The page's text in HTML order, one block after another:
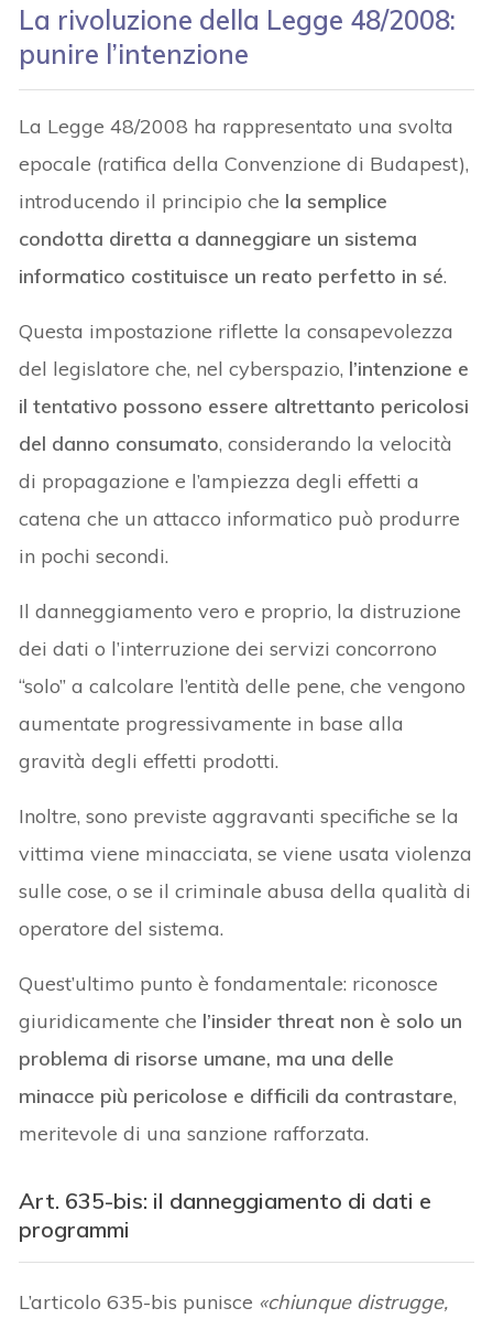
La rivoluzione della Legge 48/2008:
punire l’intenzione
La Legge 48/2008 ha rappresentato una svolta
epocale (ratifica della Convenzione di Budapest),
introducendo il principio che la semplice
condotta diretta a danneggiare un sistema
informatico costituisce un reato perfetto in sé.
Questa impostazione riflette la consapevolezza
del legislatore che, nel cyberspazio, l’intenzione e
il tentativo possono essere altrettanto pericolosi
del danno consumato, considerando la velocità
di propagazione e l’ampiezza degli effetti a
catena che un attacco informatico può produrre
in pochi secondi.
Il danneggiamento vero e proprio, la distruzione
dei dati o l’interruzione dei servizi concorrono
“solo” a calcolare l’entità delle pene, che vengono
aumentate progressivamente in base alla
gravità degli effetti prodotti.
Inoltre, sono previste aggravanti specifiche se la
vittima viene minacciata, se viene usata violenza
sulle cose, o se il criminale abusa della qualità di
operatore del sistema.
Quest’ultimo punto è fondamentale: riconosce
giuridicamente che l’insider threat non è solo un
problema di risorse umane, ma una delle
minacce più pericolose e difficili da contrastare,
meritevole di una sanzione rafforzata.
Art. 635-bis: il danneggiamento di dati e
programmi
L’articolo 635-bis punisce «chiunque distrugge,